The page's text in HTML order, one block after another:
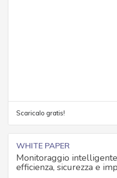
Scaricalo gratis!
WHITE PAPER
Monitoraggio
efficienza, sicurezza e